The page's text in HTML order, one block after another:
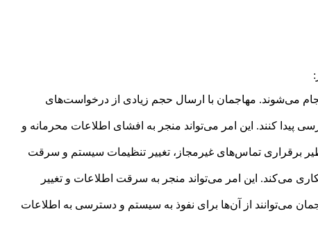
می‌شوند. مهاجمان با ارسال حجم زیادی از درخواست‌های
پیدا کنند. این امر می‌تواند منجر به افشای اطلاعات محرمانه و
برقراری تماس‌های غیرمجاز، تغییر تنظیمات سیستم و سرقت
می‌کند. این امر می‌تواند منجر به سرقت اطلاعات و تغییر
می‌توانند از آن‌ها برای نفوذ به سیستم و دسترسی به اطلاعات